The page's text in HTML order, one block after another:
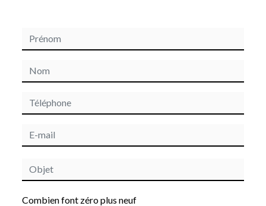
Combien font zéro plus neuf